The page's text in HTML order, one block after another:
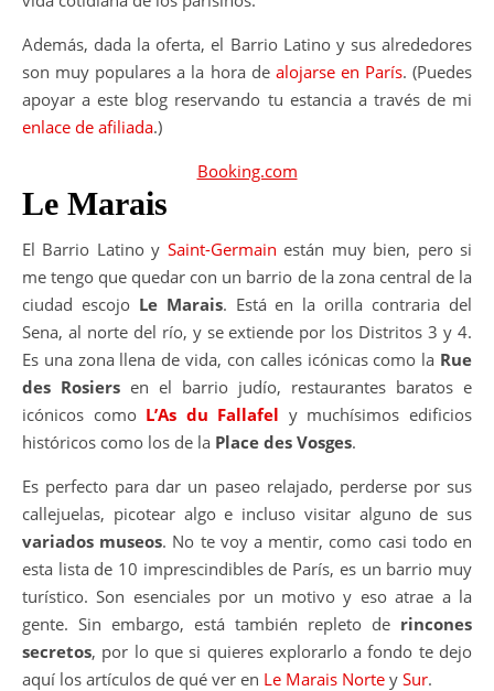
Además, dada la oferta, el Barrio Latino y sus alrededores
son muy populares a la hora de alojarse en París. (Puedes
apoyar a este blog reservando tu estancia a través de mi
enlace de afiliada.)
Booking.com
Le Marais
El Barrio Latino y Saint-Germain están muy bien, pero si
me tengo que quedar con un barrio de la zona central de la
ciudad escojo Le Marais. Está en la orilla contraria del
Sena, al norte del río, y se extiende por los Distritos 3 y 4.
Es una zona llena de vida, con calles icónicas como la Rue
des Rosiers en el barrio judío, restaurantes baratos e
icónicos como L’As du Fallafel y muchísimos edificios
históricos como los de la Place des Vosges.
Es perfecto para dar un paseo relajado, perderse por sus
callejuelas, picotear algo e incluso visitar alguno de sus
variados museos. No te voy a mentir, como casi todo en
esta lista de 10 imprescindibles de París, es un barrio muy
turístico. Son esenciales por un motivo y eso atrae a la
gente. Sin embargo, está también repleto de rincones
secretos, por lo que si quieres explorarlo a fondo te dejo
aquí los artículos de qué ver en Le Marais Norte y Sur.